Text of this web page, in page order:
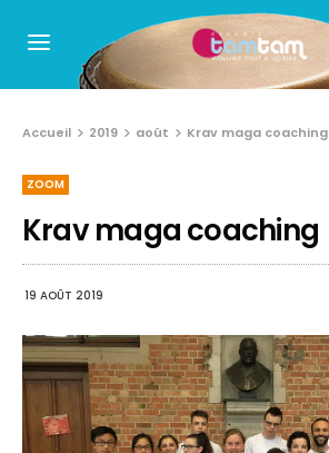
Accueil 2019 août Krav maga coaching
ZOOM
Krav maga coaching
19 AOÛT 2019